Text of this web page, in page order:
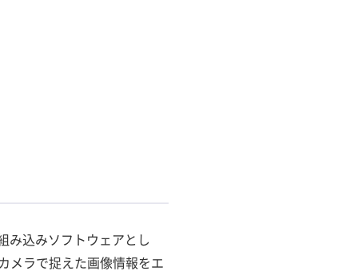
込みソフトウェアとし
メラで捉えた画像情報をエ